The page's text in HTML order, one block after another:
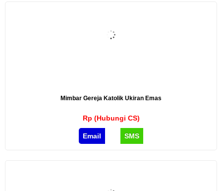
Mimbar Gereja Katolik Ukiran Emas
Rp (Hubungi CS)
Email SMS